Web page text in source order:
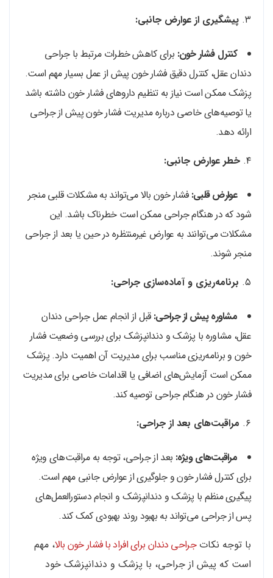
۳. پیشگیری از عوارض جانبی:
کنترل فشار خون: برای کاهش خطرات مرتبط با جراحی
دندان عقل، کنترل دقیق فشار خون پیش از عمل بسیار مهم است.
پزشک ممکن است نیاز به تنظیم داروهای فشار خون داشته باشد
یا توصیه‌های خاصی درباره مدیریت فشار خون پیش از جراحی
ارائه دهد.
۴. خطر عوارض جانبی:
عوارض قلبی: فشار خون بالا می‌تواند به مشکلات قلبی منجر
شود که در هنگام جراحی ممکن است خطرناک باشد. این
مشکلات می‌توانند به عوارض غیرمنتظره در حین یا بعد از جراحی
منجر شوند.
۵. برنامه‌ریزی و آماده‌سازی جراحی:
مشاوره پیش از جراحی: قبل از انجام عمل جراحی دندان
عقل، مشاوره با پزشک و دندانپزشک برای بررسی وضعیت فشار
خون و برنامه‌ریزی مناسب برای مدیریت آن اهمیت دارد. پزشک
ممکن است آزمایش‌های اضافی یا اقدامات خاصی برای مدیریت
فشار خون در هنگام جراحی توصیه کند.
۶. مراقبت‌های بعد از جراحی:
مراقبت‌های ویژه: بعد از جراحی، توجه به مراقبت‌های ویژه
برای کنترل فشار خون و جلوگیری از عوارض جانبی مهم است.
پیگیری منظم با پزشک و دندانپزشک و انجام دستورالعمل‌های
پس از جراحی می‌تواند به بهبود روند بهبودی کمک کند.
با توجه نکاتجراحی دندان برای افراد با فشار خون بالا، مهم
است که پیش از جراحی، با پزشک و دندانپزشک خود